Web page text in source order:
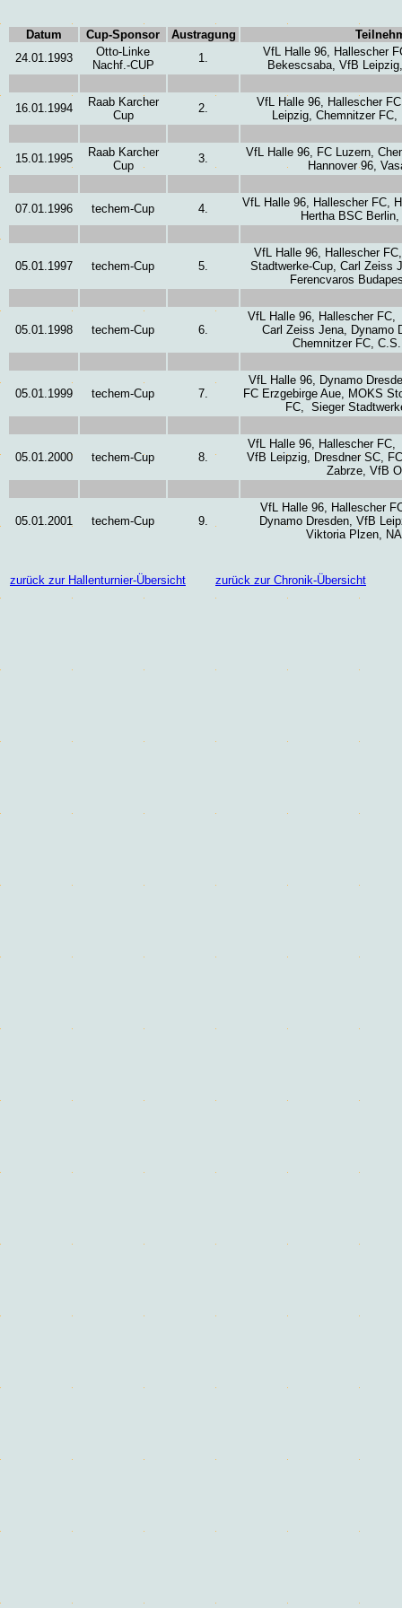
Datum Cup-Sponsor Austragung
24.01.1993
Otto-Linke
Nachf.-CUP
1.
VfL Halle 96, Hallescher
Bekescsaba, VfB
16.01.1994
Raab Karcher
Cup
2.
VfL Halle 96, Hallescher
Leipzig, Chemnitzer
15.01.1995
Raab Karcher
Cup
3.
VfL Halle 96, FC Luzern,
Hannover 96,
07.01.1996 techem-Cup 4.
VfL Halle 96, Hallescher FC,
Hertha BSC
05.01.1997 techem-Cup 5.
VfL Halle 96, Hallescher
Stadtwerke-Cup, Carl Zeiss
Ferencvaros
05.01.1998 techem-Cup 6.
VfL Halle 96, Hallescher FC,
Carl Zeiss Jena, Dynamo
Chemnitzer FC,
05.01.1999 techem-Cup 7.
VfL Halle 96, Dynamo
FC Erzgebirge Aue, MOKS
FC, Sieger
05.01.2000 techem-Cup 8.
VfL Halle 96, Hallescher FC,
VfB Leipzig, Dresdner SC,
Zabrze, VfB
05.01.2001 techem-Cup 9.
VfL Halle 96, Hallescher
Dynamo Dresden, VfB
Viktoria Plzen,
zurück zur Hallenturnier-Übersicht zurück zur Chronik-Übersicht